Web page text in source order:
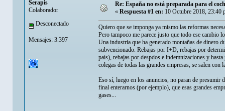
Serapis
Colaborador
Desconectado
Mensajes: 3.397
Re: España no está preparada para el
« Respuesta #1 en: 10 Octubre 2018, 23:40
Quiero que se imponga ya mismo las reformas
Pero tampoco me parece justo que todo ese cambio
Una industria que ha generado montañas de dinero
subvencionado. Rebajas por I+D, rebajas por
país), rebajas por despdos e indemnizaciones y
colegas de todas las grandes empresas, se salen
Eso sí, luego en los anuncios, no paran de presumir
final enterarnos (por ejemplo), que esas grandes
gases...